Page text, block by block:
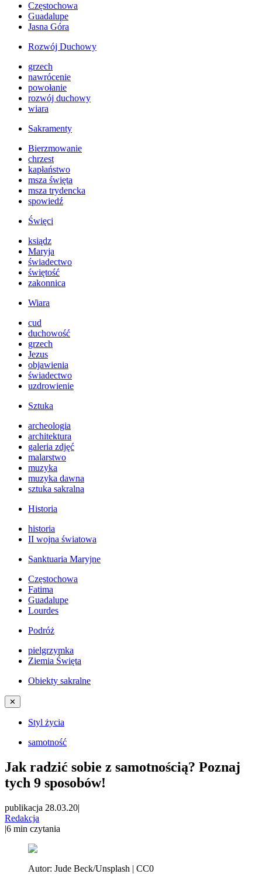
Częstochowa
Guadalupe
Jasna Góra
Rozwój Duchowy
grzech
nawrócenie
powołanie
rozwój duchowy
wiara
Sakramenty
Bierzmowanie
chrzest
kapłaństwo
msza święta
msza trydencka
spowiedź
Święci
ksiądz
Maryja
świadectwo
świętość
zakonnica
Wiara
cud
duchowość
grzech
Jezus
objawienia
świadectwo
uzdrowienie
Sztuka
archeologia
architektura
galeria zdjęć
malarstwo
muzyka
muzyka dawna
sztuka sakralna
Historia
historia
II wojna światowa
Sanktuaria Maryjne
Częstochowa
Fatima
Guadalupe
Lourdes
Podróż
pielgrzymka
Ziemia Święta
Obiekty sakralne
✕
Styl życia
samotność
Jak radzić sobie z samotnością? Poznaj
tych 9 sposobów!
publikacja 28.03.20|
Redakcja
|6 min czytania
Autor: Jude Beck/Unsplash | CC0